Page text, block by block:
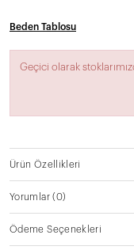
Beden Tablosu
Geçici olarak
Ürün Özellikleri
Yorumlar(0)
Ödeme Seçenekleri